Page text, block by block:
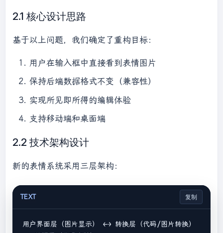
2.1 核心设计思路
基于以上问题，我们确定了重构目标：
用户在输入框中直接看到表情图片
保持后端数据格式不变（兼容性）
实现所见即所得的编辑体验
支持移动端和桌面端
2.2 技术架构设计
新的表情系统采用三层架构：
TEXT 复制
用户界面层（图片显示） ←→ 转换层（代码/图片转换）